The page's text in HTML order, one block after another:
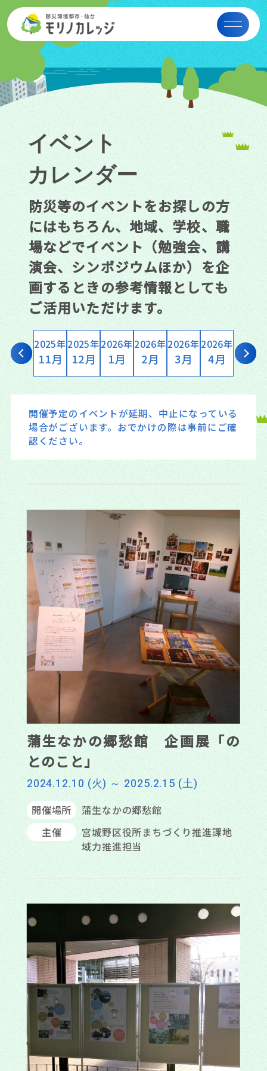
イベント
カレンダー
防災等のイベントをお探しの方
にはもちろん、地域、学校、職
場などでイベント（勉強会、講
演会、シンポジウムほか）を企
画するときの参考情報としても
ご活用いただけます。
2025年
10月
2025年
11月
2025年
12月
2026年
1月
2026年
2月
2026年
3月
2026年
4月
2026年
5月
開催予定のイベントが延期、中止になっている
場合がございます。おでかけの際は事前にご確
認ください。
蒲生なかの郷愁館 企画展「の
とのこと」
2024.12.10 (火) ～ 2025.2.15 (土)
開催場所
蒲生なかの郷愁館
主催
宮城野区役所まちづくり推進課地
域力推進担当